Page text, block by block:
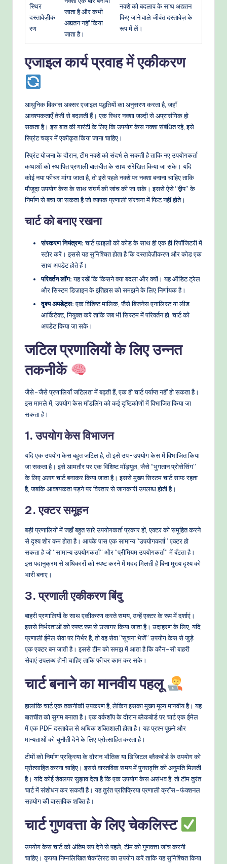
स्थिर
दस्तावेज़ीक
रण
जाता है और कभी
अद्यतन नहीं किया
जाता है।
नक्शे को बदलाव के साथ अद्यतन
किए जाने वाले जीवंत दस्तावेज़ के
रूप में लें।
एजाइल कार्य प्रवाह में एकीकरण
आधुनिक विकास अक्सर एजाइल पद्धतियों का अनुसरण करता है, जहाँ
आवश्यकताएँ तेजी से बदलती हैं। एक स्थिर नक्शा जल्दी से अप्रासंगिक हो
सकता है। इस बात की गारंटी के लिए कि उपयोग केस नक्शा संबंधित रहे, इसे
स्प्रिंट चक्र में एकीकृत किया जाना चाहिए।
स्प्रिंट योजना के दौरान, टीम नक्शे को संदर्भ ले सकती है ताकि नए उपयोगकर्ता
कथाओं को स्थापित प्रणाली बातचीत के साथ संरेखित किया जा सके। यदि
कोई नया फीचर मांगा जाता है, तो इसे पहले नक्शे पर नक्शा बनाना चाहिए ताकि
मौजूदा उपयोग केस के साथ संघर्ष की जांच की जा सके। इससे ऐसे “द्वीप” के
निर्माण से बचा जा सकता है जो व्यापक प्रणाली संरचना में फिट नहीं होते।
चार्ट को बनाए रखना
संस्करण नियंत्रण:चार्ट फ़ाइलों को कोड के साथ ही एक ही रिपॉजिटरी में
स्टोर करें। इससे यह सुनिश्चित होता है कि दस्तावेज़ीकरण और कोड एक
साथ अपडेट होते हैं।
परिवर्तन लॉग:यह रखें कि किसने क्या बदला और क्यों। यह ऑडिट ट्रेल
और सिस्टम डिज़ाइन के इतिहास को समझने के लिए निर्णायक है।
दृश्य अपडेट्स:एक विशिष्ट मालिक, जैसे बिजनेस एनालिस्ट या लीड
आर्किटेक्ट, नियुक्त करें ताकि जब भी सिस्टम में परिवर्तन हो, चार्ट को
अपडेट किया जा सके।
जटिल प्रणालियों के लिए उन्नत
तकनीकें
जैसे-जैसे प्रणालियाँ जटिलता में बढ़ती हैं, एक ही चार्ट पर्याप्त नहीं हो सकता है।
इस मामले में, उपयोग केस मॉडलिंग को कई दृष्टिकोणों में विभाजित किया जा
सकता है।
1. उपयोग केस विभाजन
यदि एक उपयोग केस बहुत जटिल है, तो इसे उप-उपयोग केस में विभाजित किया
जा सकता है। इसे आमतौर पर एक विशिष्ट मॉड्यूल, जैसे “भुगतान प्रोसेसिंग”
के लिए अलग चार्ट बनाकर किया जाता है। इससे मुख्य सिस्टम चार्ट साफ रहता
है, जबकि आवश्यकता पड़ने पर विस्तार से जानकारी उपलब्ध होती है।
2. एक्टर समूहन
बड़ी प्रणालियों में जहाँ बहुत सारे उपयोगकर्ता प्रकार हों, एक्टर को समूहित करने
से दृश्य शोर कम होता है। आपके पास एक सामान्य “उपयोगकर्ता” एक्टर हो
सकता है जो “सामान्य उपयोगकर्ता” और “प्रीमियम उपयोगकर्ता” में बँटता है।
इस पदानुक्रम से अधिकारों को स्पष्ट करने में मदद मिलती है बिना मुख्य दृश्य को
भारी बनाए।
3. प्रणाली एकीकरण बिंदु
बाहरी प्रणालियों के साथ एकीकरण करते समय, उन्हें एक्टर के रूप में दर्शाएं।
इससे निर्भरताओं को स्पष्ट रूप से उजागर किया जाता है। उदाहरण के लिए, यदि
प्रणाली ईमेल सेवा पर निर्भर है, तो वह सेवा “सूचना भेजें” उपयोग केस से जुड़े
एक एक्टर बन जाती है। इससे टीम को समझ में आता है कि कौन-सी बाहरी
सेवाएं उपलब्ध होनी चाहिए ताकि फीचर काम कर सके।
चार्ट बनाने का मानवीय पहलू
हालांकि चार्ट एक तकनीकी उपकरण है, लेकिन इसका मुख्य मूल्य मानवीय है। यह
बातचीत को सुगम बनाता है। एक वर्कशॉप के दौरान ब्लैकबोर्ड पर चार्ट एक ईमेल
में एक PDF दस्तावेज़ से अधिक शक्तिशाली होता है। यह प्रश्न पूछने और
मान्यताओं को चुनौती देने के लिए प्रोत्साहित करता है।
टीमों को निर्माण प्रक्रिया के दौरान भौतिक या डिजिटल ब्लैकबोर्ड के उपयोग को
प्रोत्साहित करना चाहिए। इससे वास्तविक समय में पुनरावृत्ति की अनुमति मिलती
है। यदि कोई डेवलपर सुझाव देता है कि एक उपयोग केस असंभव है, तो टीम तुरंत
चार्ट में संशोधन कर सकती है। यह तुरंत प्रतिक्रिया प्रणाली क्रॉस-फंक्शनल
सहयोग की वास्तविक शक्ति है।
चार्ट गुणवत्ता के लिए चेकलिस्ट
उपयोग केस चार्ट को अंतिम रूप देने से पहले, टीम को गुणवत्ता जांच करनी
चाहिए। कृपया निम्नलिखित चेकलिस्ट का उपयोग करें ताकि यह सुनिश्चित किया